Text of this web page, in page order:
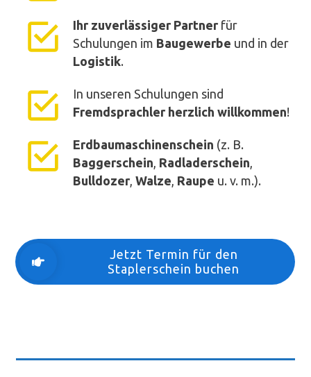
Ihr zuverlässiger Partner für
Schulungen im Baugewerbe und in der
Logistik.
In unseren Schulungen sind
Fremdsprachler herzlich willkommen!
Erdbaumaschinenschein (z. B.
Baggerschein Radladerschein
Bulldozer ,Walze Raupe u. v. m.).
Jetzt Termin für den
Staplerschein buchen